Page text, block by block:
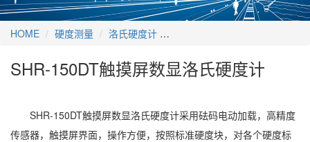
HOME 硬度测量 洛氏硬度计
SHR-150DT触摸屏数显洛氏硬度计
SHR-150DT触摸屏数显洛氏硬度计采用砝码电动加载，高精度
传感器，触摸屏界面，操作方便，按照标准硬度块，对各个硬度标